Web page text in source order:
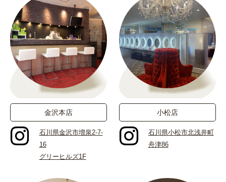
金沢本店
石川県金沢市増泉2-7-
16
グリーヒルズ1F
小松店
石川県小松市北浅井町
舟津86